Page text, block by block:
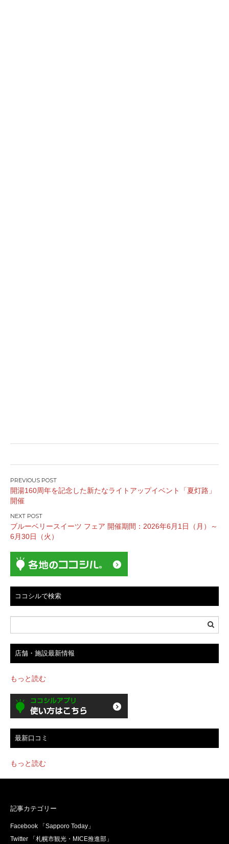
投
稿
ナ
ビ
ゲ
シ
ョ
ン
開湯160周年を記念した新たなライトアップイベント「夏灯路」
開催
ブルーベリースイーツ フェア 開催期間：2026年6月1日（月）～
6月30日（火）
ココシルで検索
店舗・施設最新情報
もっと読む
最新口コミ
もっと読む
記事カテゴリー
Facebook 「Sapporo Today」
Twitter 「札幌市観光・MICE推進部」